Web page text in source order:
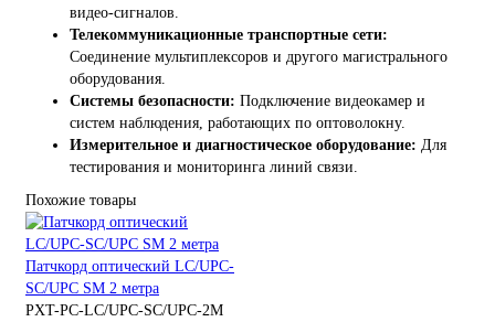
видео-сигналов.
Телекоммуникационные транспортные сети:
Соединение мультиплексоров и другого магистрального
оборудования.
Системы безопасности: Подключение видеокамер и
систем наблюдения, работающих по оптоволокну.
Измерительное и диагностическое оборудование: Для
тестирования и мониторинга линий связи.
Похожие товары
Патчкорд оптический LC/UPC-
SC/UPC SM 2 метра
PXT-PC-LC/UPC-SC/UPC-2M